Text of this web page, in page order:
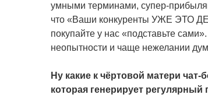
умными терминами, супер-
что «Ваши конкуренты УЖЕ ЭТО
покупайте у нас «подставьте
неопытности и чаще нежелании
Ну какие к чёртовой матери
которая генерирует регулярный